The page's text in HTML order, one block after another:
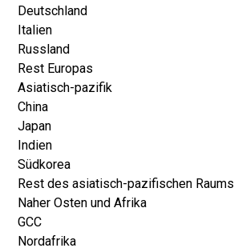
Deutschland
Italien
Russland
Rest Europas
Asiatisch-pazifik
China
Japan
Indien
Südkorea
Rest des asiatisch-pazifischen Raums
Naher Osten und Afrika
GCC
Nordafrika